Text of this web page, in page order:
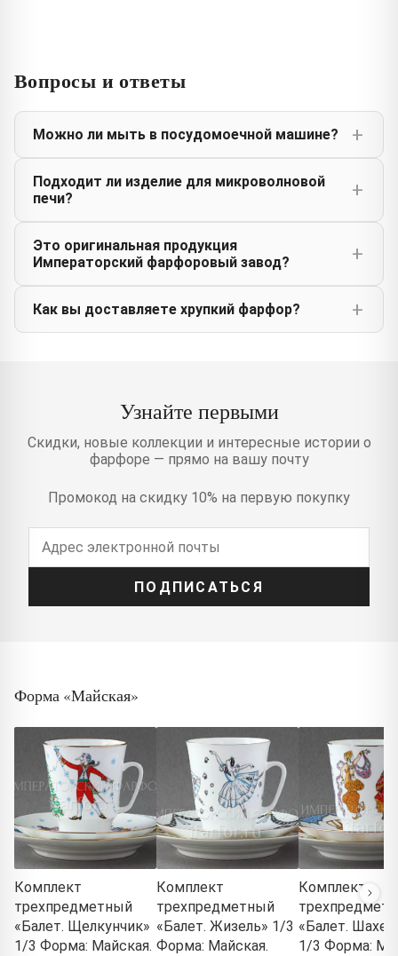
Вопросы и ответы
Можно ли мыть в посудомоечной машине?
Подходит ли изделие для микроволновой
печи?
Это оригинальная продукция
Императорский фарфоровый завод?
Как вы доставляете хрупкий фарфор?
Узнайте первыми
Скидки, новые коллекции и интересные истории о
фарфоре — прямо на вашу почту
Промокод на скидку 10% на первую покупку
ПОДПИСАТЬСЯ
Форма «Майская»
Комплект
трехпредметный
«Балет. Щелкунчик»
1/3 Форма: Майская.
Комплект
трехпредметный
«Балет. Жизель» 1/3
Форма: Майская.
Комплект
«Балет.
1/3 Форма: